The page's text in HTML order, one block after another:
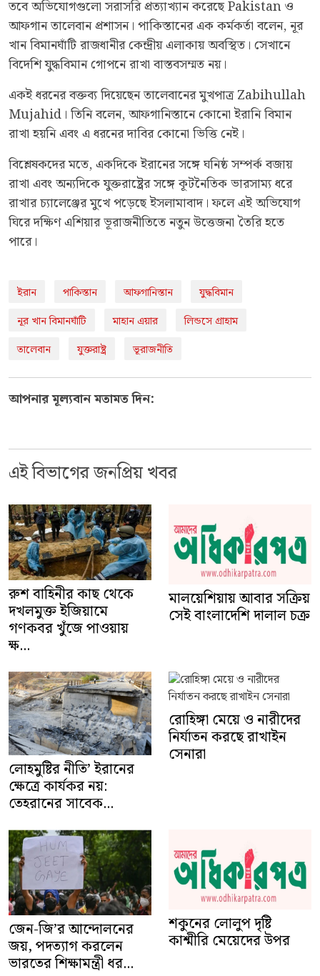
তবে অভিযোগগুলো সরাসরি প্রত্যাখ্যান করেছে Pakistan ও
আফগান তালেবান প্রশাসন। পাকিস্তানের এক কর্মকর্তা বলেন, নূর
খান বিমানঘাঁটি রাজধানীর কেন্দ্রীয় এলাকায় অবস্থিত। সেখানে
বিদেশি যুদ্ধবিমান গোপনে রাখা বাস্তবসম্মত নয়।
একই ধরনের বক্তব্য দিয়েছেন তালেবানের মুখপাত্র Zabihullah
Mujahid। তিনি বলেন, আফগানিস্তানে কোনো ইরানি বিমান
রাখা হয়নি এবং এ ধরনের দাবির কোনো ভিত্তি নেই।
বিশ্লেষকদের মতে, একদিকে ইরানের সঙ্গে ঘনিষ্ঠ সম্পর্ক বজায়
রাখা এবং অন্যদিকে যুক্তরাষ্ট্রের সঙ্গে কূটনৈতিক ভারসাম্য ধরে
রাখার চ্যালেঞ্জের মুখে পড়েছে ইসলামাবাদ। ফলে এই অভিযোগ
ঘিরে দক্ষিণ এশিয়ার ভূরাজনীতিতে নতুন উত্তেজনা তৈরি হতে
পারে।
ইরান পাকিস্তান আফগানিস্তান
যুদ্ধবিমান
নূর খান বিমানঘাঁটি
মাহান এয়ার
লিন্ডসে গ্রাহাম
তালেবান
যুক্তরাষ্ট্র ভূরাজনীতি
আপনার মূল্যবান মতামত দিন:
এই বিভাগের জনপ্রিয় খবর
রুশ বাহিনীর কাছ থেকে
দখলমুক্ত ইজিয়ামে
গণকবর খুঁজে পাওয়ায়
ক্ষ...
মালয়েশিয়ায় আবার সক্রিয়
সেই বাংলাদেশি দালাল চক্র
লোহমুষ্টির নীতি’ ইরানের
ক্ষেত্রে কার্যকর নয়:
তেহরানের সাবেক...
রোহিঙ্গা মেয়ে ও নারীদের
নির্যাতন করছে রাখাইন
সেনারা
জেন-জি’র আন্দোলনের
জয়, পদত্যাগ করলেন
ভারতের শিক্ষামন্ত্রী ধর...
শকুনের লোলুপ দৃষ্টি
কাশ্মীরি মেয়েদের উপর